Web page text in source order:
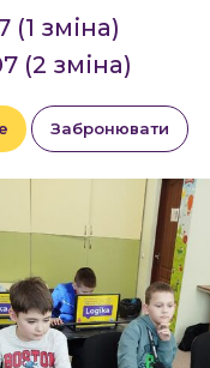
(1 зміна)
(2 зміна)
Забронювати